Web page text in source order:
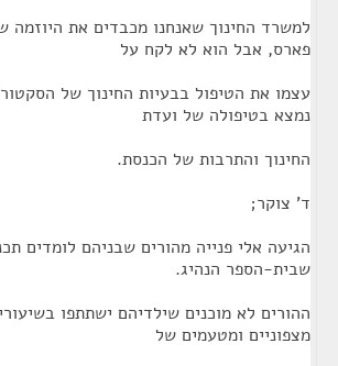
למשרד החינוך שאנחנו מכבדים את
פארס, אבל הוא לא לקח על
עצמו את הטיפול בבעיות החינוך של
נמצא בטיפולה של ועדת
החינוך והתרבות של הכנסת.
ד' צוקר;
הגיעה אלי פנייה מהורים שבניהם לומדים
שבית-הספר הנהיג.
ההורים לא מוכנים שילדיהם ישתתפו
מצפוניים ומטעמים של